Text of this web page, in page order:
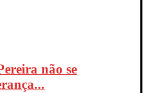
não se